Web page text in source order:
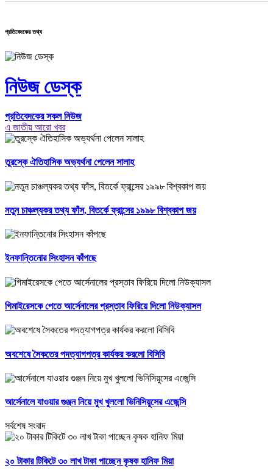
প্রতিবেদকের তথ্য
নিউজ ডেস্ক
প্রতিবেদকের সকল নিউজ
এ জাতীয় আরো খবর
তুরস্কে ঐতিহাসিক অভ্যর্থনা পেলেন সালাহ
নতুন চাঞ্চল্যকর তথ্য ফাঁস, বিতর্কে ফ্রান্সের ১৯৯৮ বিশ্বকাপ জয়
ইনফান্তিনোর সিংহাসন কাঁপছে
গিমাইরেসকে পেতে আর্সেনালের প্রস্তাব ফিরিয়ে দিলো নিউক্যাসল
অবশেষে সৈকতের পদত্যাগপত্র কার্যকর করলো বিসিবি
আর্সেনালে যাওয়ার গুঞ্জন নিয়ে মুখ খুললো ভিনিসিয়ুসের এজেন্সি
সর্বশেষ সংবাদ
২০ টাকার টিকিটে ৩০ লাখ টাকা পাচ্ছেন কৃষক হানিফ মিয়া